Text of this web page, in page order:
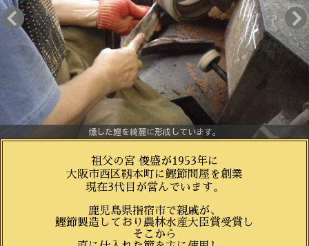
燻した鰹を綺麗に形成しています。
祖父の宮 俊盛が1953年に
大阪市西区靱本町に鰹節問屋を創業
現在3代目が営んでいます。
鹿児島県指宿市で親戚が、
鰹節製造しており農林水産大臣賞受賞し
そこから